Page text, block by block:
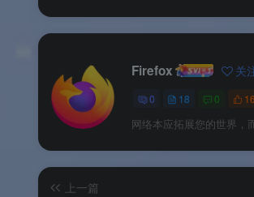
版本说明
Firefox Linux 官方版为开源免
版本类型
Firefox 关
0 18 0
网络本应拓展您的世界，
上一篇